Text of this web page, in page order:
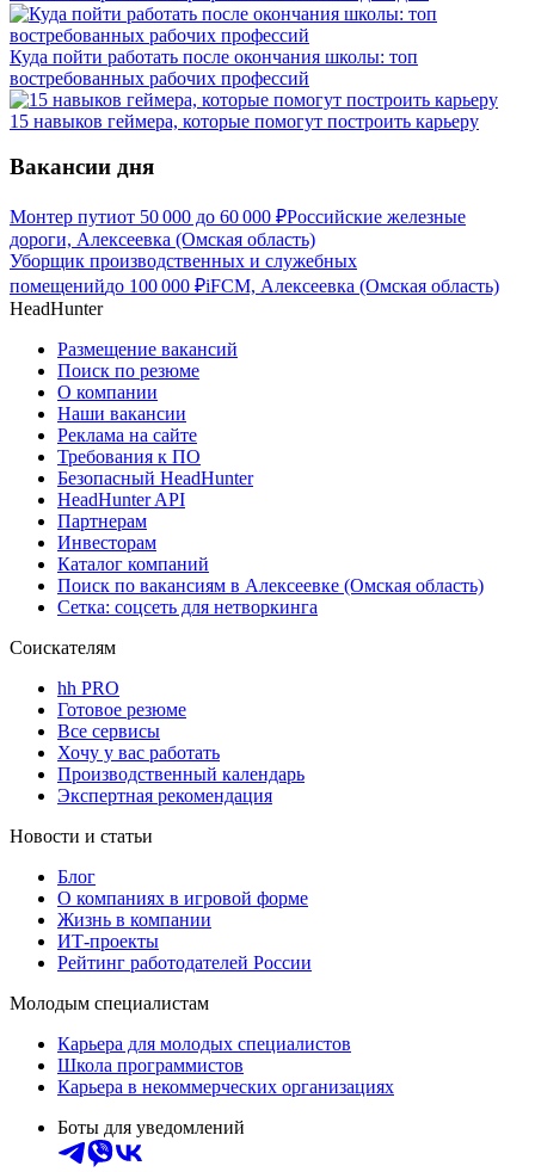
Куда пойти работать после окончания школы: топ
востребованных рабочих профессий
15 навыков геймера, которые помогут построить карьеру
Вакансии дня
Монтер путиот 50 000 до 60 000 ₽Российские железные
дороги, Алексеевка (Омская область)
Уборщик производственных и служебных
помещенийдо 100 000 ₽iFCM, Алексеевка (Омская область)
HeadHunter
Размещение вакансий
Поиск по резюме
О компании
Наши вакансии
Реклама на сайте
Требования к ПО
Безопасный HeadHunter
HeadHunter API
Партнерам
Инвесторам
Каталог компаний
Поиск по вакансиям в Алексеевке (Омская область)
Сетка: соцсеть для нетворкинга
Соискателям
hh PRO
Готовое резюме
Все сервисы
Хочу у вас работать
Производственный календарь
Экспертная рекомендация
Новости и статьи
Блог
О компаниях в игровой форме
Жизнь в компании
ИТ-проекты
Рейтинг работодателей России
Молодым специалистам
Карьера для молодых специалистов
Школа программистов
Карьера в некоммерческих организациях
Боты для уведомлений